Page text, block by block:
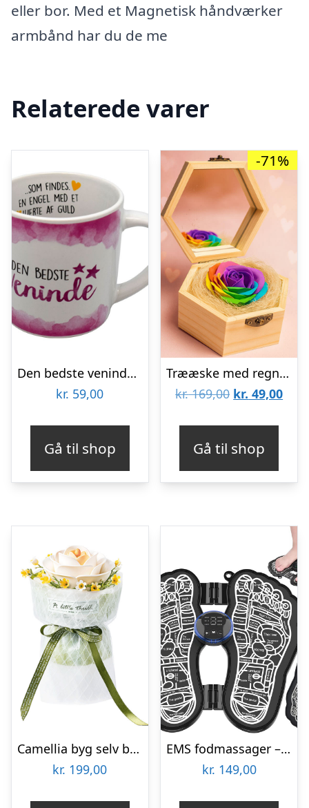
eller bor. Med et Magnetisk håndværker
armbånd har du de me
Relaterede varer
Den bedste veninde krus
kr. 59,00
Gå til shop
-71%
Trææske med regnbuerose
kr.169,00 Den
var:
kr. 169,00.
kr. 49,00Den
kr.
Gå til shop
Camellia byg selv blomst Rokrâ¢ (AF011)
kr. 199,00
EMS fodmassager – Elektrostimulator
kr. 149,00